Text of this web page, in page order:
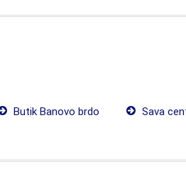
Butik Banovo brdo Sava